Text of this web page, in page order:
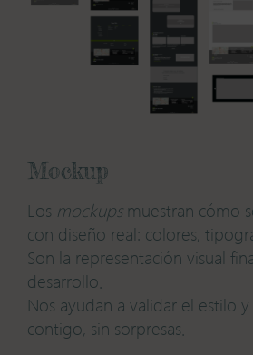
Mockup
Los mockupsmuestran cómo
con diseño real: colores,
Son la representación visual
desarrollo.
Nos ayudan a validar el estilo
contigo, sin sorpresas.